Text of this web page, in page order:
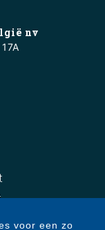
nv
voor een zo